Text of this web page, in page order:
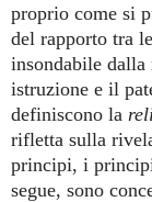
proprio come si
del rapporto tra
insondabile dalla
istruzione e il
definiscono la
rifletta sulla
principi, i
segue, sono